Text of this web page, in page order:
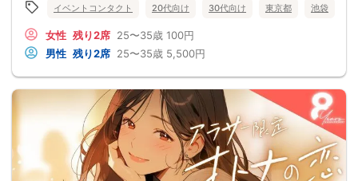
イベントコンタクト 20代向け 30代向け 東京都 池袋
女性 残り2席 25〜35歳 100円
男性 残り2席 25〜35歳 5,500円